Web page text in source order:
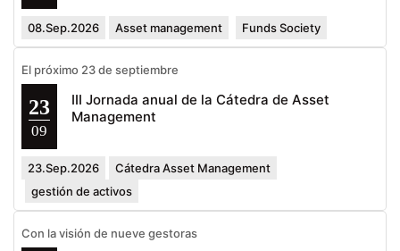
08.Sep.2026 Asset management Funds Society
El próximo 23 de septiembre
23
09
III Jornada anual de la Cátedra de Asset
Management
23.Sep.2026
Cátedra Asset Management
gestión de activos
Con la visión de nueve gestoras